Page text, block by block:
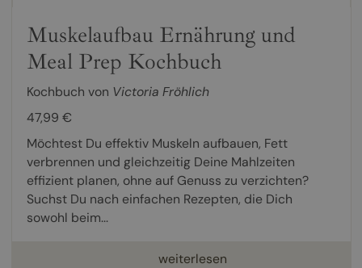
Muskelaufbau Ernährung und
Meal Prep Kochbuch
Kochbuch von Victoria Fröhlich
47,99 €
Möchtest Du effektiv Muskeln aufbauen, Fett
verbrennen und gleichzeitig Deine Mahlzeiten
effizient planen, ohne auf Genuss zu verzichten?
Suchst Du nach einfachen Rezepten, die Dich
sowohl beim...
weiterlesen